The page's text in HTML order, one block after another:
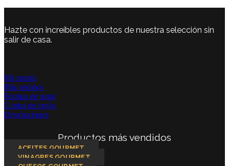
Hazte con increíbles productos de nuestra selección sin
salir de casa.
Mi cuenta
Mis pedidos
Formas de pago
Gastos de envío
Devoluciones
Productos más vendidos
ACEITES GOURMET
VINAGRES GOURMET